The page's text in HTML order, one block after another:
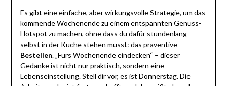
Es gibt eine einfache, aber wirkungsvolle Strategie, um das
kommende Wochenende zu einem entspannten Genuss-
Hotspot zu machen, ohne dass du dafür stundenlang
selbst in der Küche stehen musst: das präventive
Bestellen. „Fürs Wochenende eindecken“ – dieser
Gedanke ist nicht nur praktisch, sondern eine
Lebenseinstellung. Stell dir vor, es ist Donnerstag. Die